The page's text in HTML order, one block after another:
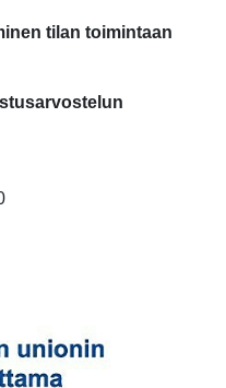
tilan toimintaan